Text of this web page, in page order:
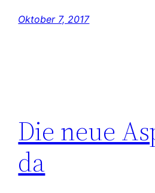
Oktober 7, 2017
Die neue
da